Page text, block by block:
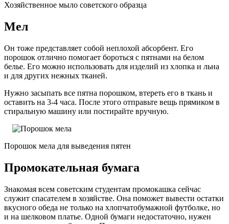
Хозяйственное мыло советского образца
Мел
Он тоже представляет собой неплохой абсорбент. Его
порошок отлично помогает бороться с пятнами на белом
белье. Его можно использовать для изделий из хлопка и льна
и для других нежных тканей.
Нужно засыпать все пятна порошком, втереть его в ткань и
оставить на 3-4 часа. После этого отправьте вещь прямиком в
стиральную машину или постирайте вручную.
Порошок мела для выведения пятен
Промокательная бумага
Знакомая всем советским студентам промокашка сейчас
служит спасателем в хозяйстве. Она поможет вывести остатки
вкусного обеда не только на хлопчатобумажной футболке, но
и на шелковом платье. Одной бумаги недостаточно, нужен